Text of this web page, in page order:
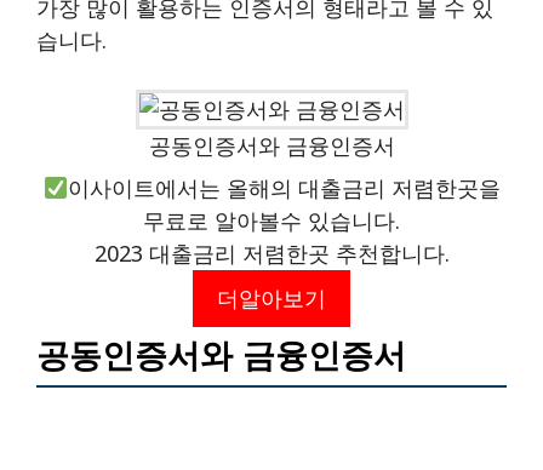
가장 많이 활용하는 인증서의 형태라고 볼 수 있
습니다.
공동인증서와 금융인증서
이사이트에서는 올해의 대출금리 저렴한곳을
무료로 알아볼수 있습니다.
2023 대출금리 저렴한곳 추천합니다.
더알아보기
공동인증서와 금융인증서